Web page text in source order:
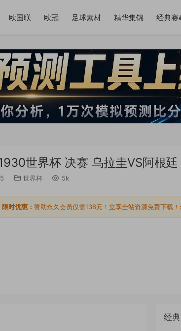
欧国联 欧冠 足球素材 精华集锦 经典赛
世界杯 决赛 乌拉圭VS阿根
世界杯 5k
限时优惠： 赞助永久会员仅需138元！立享全站资源免费下载
经